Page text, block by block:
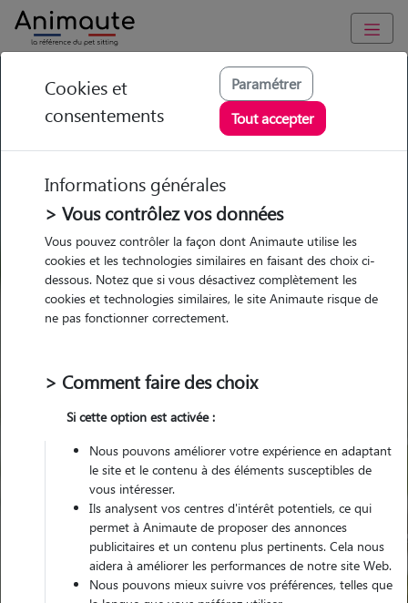
GARDE ANIMAUX à Asnières-sur-Nouère : Garde chien et chat
en famille ou à domicile, visites et promenades
Trouvez une garde animaux à
Asnières-sur-Nouère
Parmi nos pet-sitters à Asnières-
sur-Nouère
Pour quel animal ?
Trouver mon Pet Sitter
Cookies et
consentements
Paramétrer
Tout accepter
Informations générales
> Vous contrôlez vos données
Vous pouvez contrôler la façon dont Animaute utilise les
cookies et les technologies similaires en faisant des choix ci-
dessous. Notez que si vous désactivez complètement les
cookies et technologies similaires, le site Animaute risque de
ne pas fonctionner correctement.
> Comment faire des choix
Si cette option est activée :
Nous pouvons améliorer votre expérience en adaptant
le site et le contenu à des éléments susceptibles de
vous intéresser.
Ils analysent vos centres d'intérêt potentiels, ce qui
permet à Animaute de proposer des annonces
publicitaires et un contenu plus pertinents. Cela nous
aidera à améliorer les performances de notre site Web.
Nous pouvons mieux suivre vos préférences, telles que